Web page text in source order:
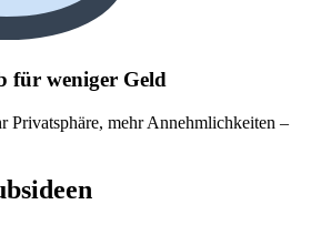
für weniger Geld
Privatsphäre, mehr Annehmlichkeiten –